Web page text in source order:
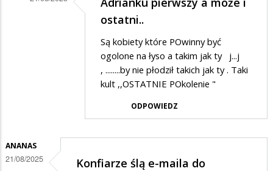
zgadzam
się
ostatni..
Są kobiety które POwinny być
ogolone na łyso a takim jak ty j...j
, ........by nie płodził takich jak ty . Taki
kult ,,OSTATNIE POkolenie "
ODPOWIEDZ
ANANAS
21/08/2025
Konfiarze ślą e-maila do